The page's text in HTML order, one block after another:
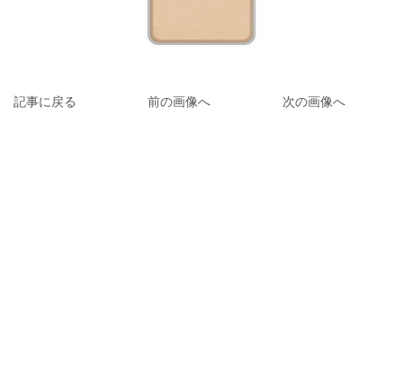
記事に戻る 前の画像へ 次の画像へ